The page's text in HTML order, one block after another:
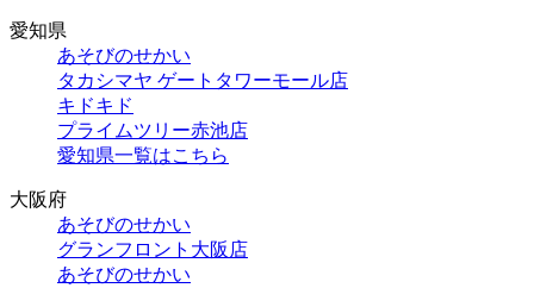
愛知県
あそびのせかい
タカシマヤ ゲートタワーモール店
キドキド
プライムツリー赤池店
愛知県一覧はこちら
大阪府
あそびのせかい
グランフロント大阪店
あそびのせかい